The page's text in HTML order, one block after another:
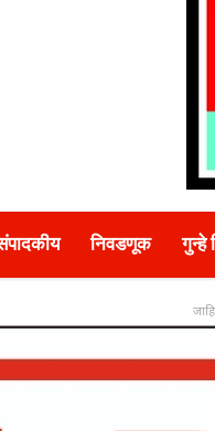
निवडणूक गुन्हे